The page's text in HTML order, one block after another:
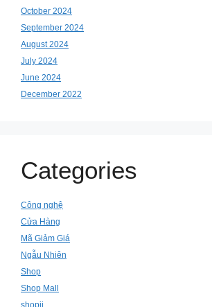
October 2024
September 2024
August 2024
July 2024
June 2024
December 2022
Categories
Công nghệ
Cửa Hàng
Mã Giảm Giá
Ngẫu Nhiên
Shop
Shop Mall
shopii